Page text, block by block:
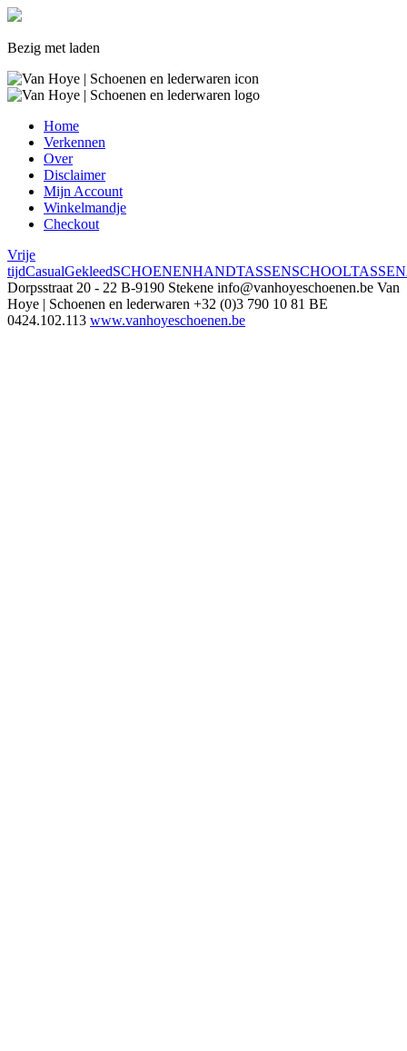
Bezig met laden
Home
Verkennen
Over
Disclaimer
Mijn Account
Winkelmandje
Checkout
Vrije
tijdCasualGekleedSCHOENENHANDTASSENSCHOOLTASSEN
Dorpsstraat 20 - 22 B-9190 Stekene info@vanhoyeschoenen.be Van
Hoye | Schoenen en lederwaren +32 (0)3 790 10 81 BE
0424.102.113 www.vanhoyeschoenen.be